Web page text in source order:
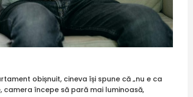
obișnuit, cineva își spune că „nu e ca
camera începe să pară mai luminoasă,